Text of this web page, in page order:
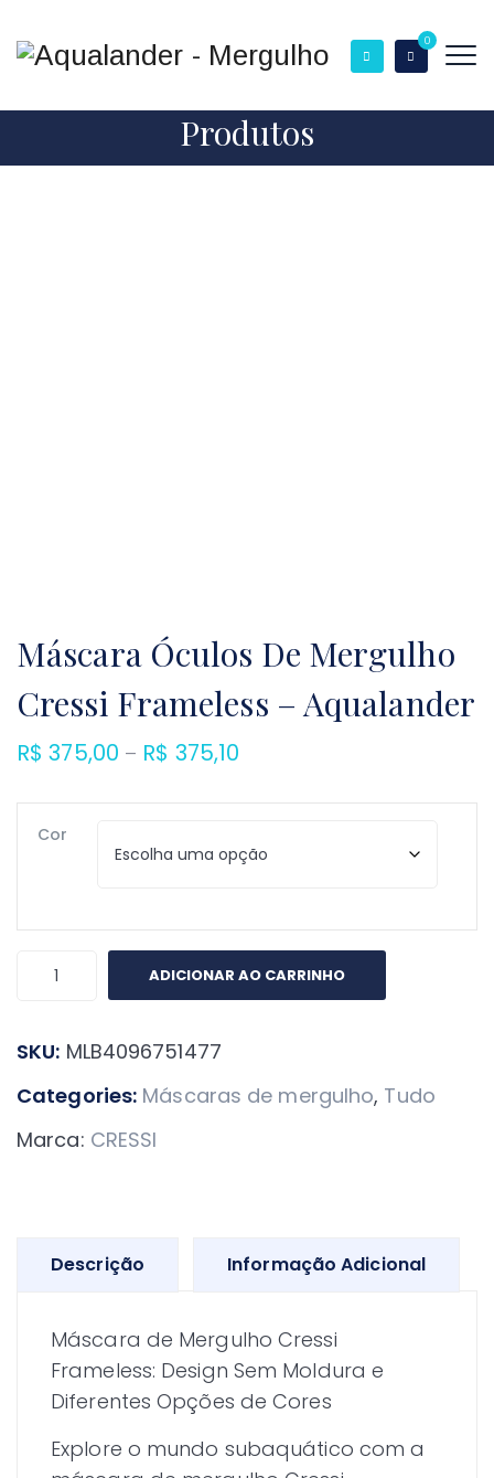
0
Produtos
Máscara Óculos De Mergulho
Cressi Frameless – Aqualander
R$ 375,00 – R$ 375,10
preço:
R$ 375,00
Cor
Máscara
Mergulho
Cressi
-
ADICIONAR AO CARRINHO
SKU: MLB4096751477
Categories: Máscaras de mergulho, Tudo
Marca: CRESSI
Descrição Informação Adicional
Máscara de Mergulho Cressi
Frameless: Design Sem Moldura e
Diferentes Opções de Cores
Explore o mundo subaquático com a